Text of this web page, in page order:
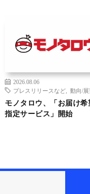
2026.08.06
プレスリリースなど
動向/展
モノタロウ、「お届け希
指定サービス」開始